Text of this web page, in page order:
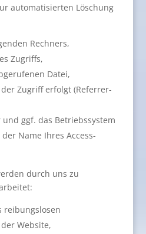
automatisierten Löschung
Rechners,
Zugriffs,
Datei,
Zugriff erfolgt (Referrer-
ggf. das Betriebssystem
Name Ihres Access-
durch uns zu
reibungslosen
Website,